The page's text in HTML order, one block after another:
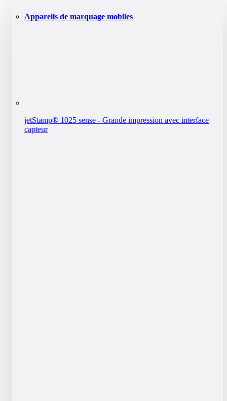
Appareils de marquage mobiles
jetStamp® 1025 sense - Grande impression avec interface
capteur